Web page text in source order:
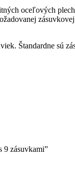
oceľových
Štandardne sú
9 zásuvkami”